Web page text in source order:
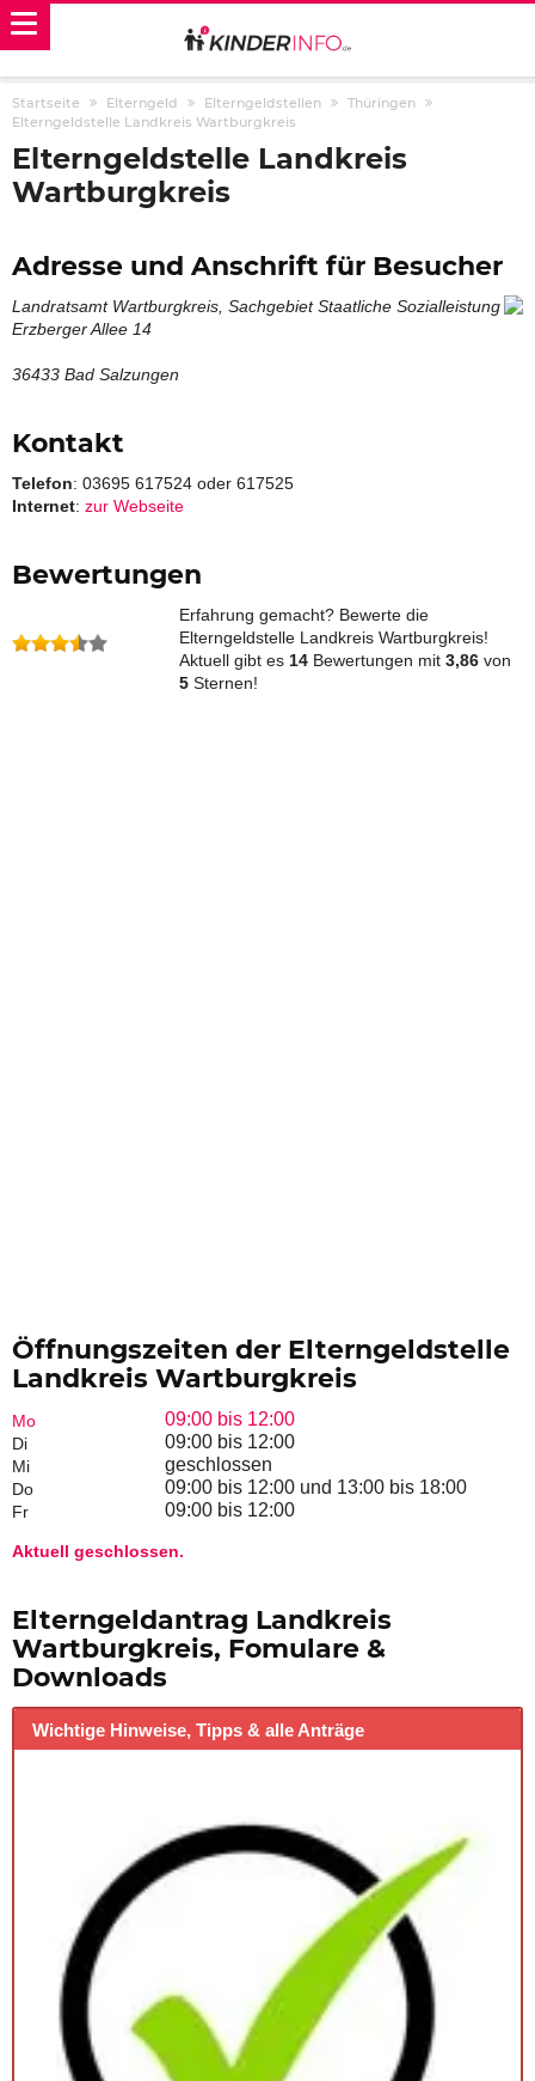
Startseite Elterngeld Elterngeldstellen
Thüringen
Elterngeldstelle Landkreis Wartburgkreis
Elterngeldstelle Landkreis
Wartburgkreis
Adresse und Anschrift für Besucher
Landratsamt Wartburgkreis, Sachgebiet Staatliche Sozialleistung
Erzberger Allee 14
36433 Bad Salzungen
Kontakt
Telefon: 03695 617524 oder 617525
Internet: zur Webseite
Bewertungen
Erfahrung gemacht? Bewerte die
Elterngeldstelle Landkreis Wartburgkreis!
Aktuell gibt es 14 Bewertungen mit 3,86 von
5 Sternen!
Öffnungszeiten der Elterngeldstelle
Landkreis Wartburgkreis
Mo 09:00 bis 12:00
Di 09:00 bis 12:00
Mi geschlossen
Do 09:00 bis 12:00 und 13:00 bis 18:00
Fr 09:00 bis 12:00
Aktuell geschlossen.
Elterngeldantrag Landkreis
Wartburgkreis, Fomulare &
Downloads
Wichtige Hinweise, Tipps & alle Anträge